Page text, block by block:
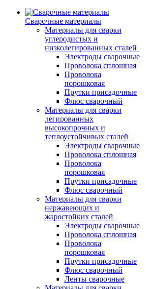
Сварочные материалы
Материалы для сварки
углеродистых и
низколегированных сталей
Электроды сварочные
Проволока сплошная
Проволока
порошковая
Прутки присадочные
Флюс сварочный
Материалы для сварки
легированных
высокопрочных и
теплоустойчивых сталей
Электроды сварочные
Проволока сплошная
Проволока
порошковая
Прутки присадочные
Флюс сварочный
Материалы для сварки
нержавеющих и
жаростойких сталей
Электроды сварочные
Проволока сплошная
Проволока
порошковая
Прутки присадочные
Флюс сварочный
Ленты сварочные